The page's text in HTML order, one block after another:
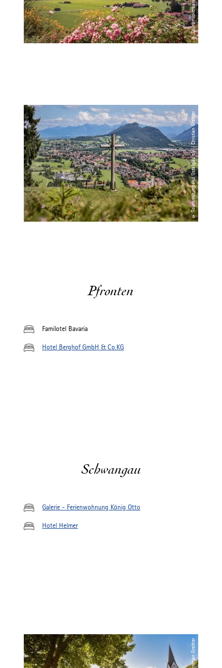
© Tourismusverband Ostallgäu e.V. / Christian Greither
Pfronten
Familotel Bavaria
Hotel Berghof GmbH & Co.KG
Schwangau
Galerie - Ferienwohnung König Otto
Hotel Helmer